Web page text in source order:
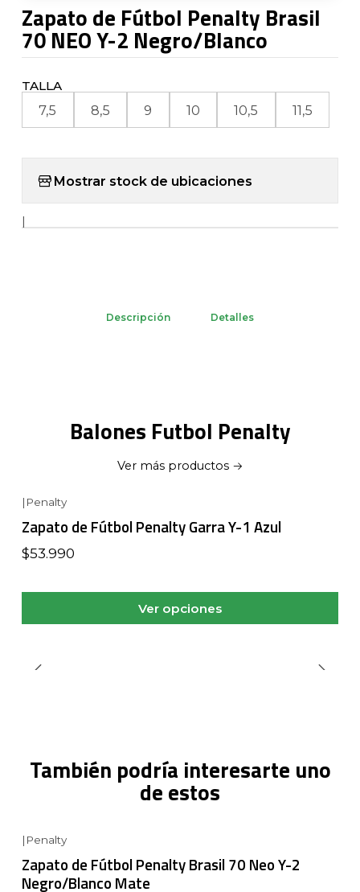
Zapato de Fútbol Penalty Brasil
70 NEO Y-2 Negro/Blanco
TALLA
7,5 8,5 9 10 10,5 11,5
Mostrar stock de ubicaciones
|
Descripción Detalles
Balones Futbol Penalty
Ver más productos
| Penalty
Zapato de Fútbol Penalty Garra Y-1 Azul
$53.990
Ver opciones
También podría interesarte uno
de estos
| Penalty
Zapato de Fútbol Penalty Brasil 70 Neo Y-2
Negro/Blanco Mate